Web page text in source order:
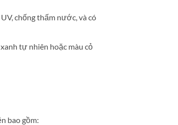
chống thấm nước, và có
tự nhiên hoặc màu cỏ
bao gồm: